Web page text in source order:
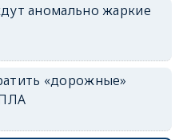
аномально жаркие
«дорожные»